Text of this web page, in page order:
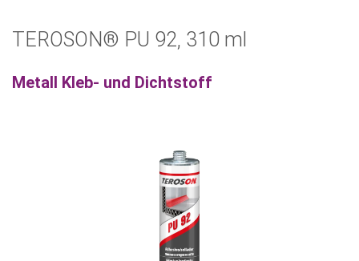
TEROSON® PU 92, 310 ml
Metall Kleb- und Dichtstoff